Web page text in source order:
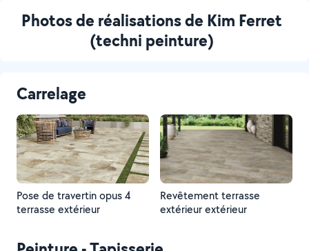
Photos de réalisations de Kim Ferret
(techni peinture)
Carrelage
Pose de travertin opus 4
terrasse extérieur
Revêtement terrasse
extérieur extérieur